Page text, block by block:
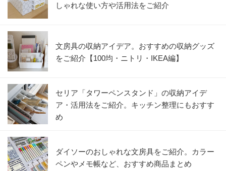
しゃれな使い方や活用法をご紹介
文房具の収納アイデア。おすすめの収納グッズ
をご紹介【100均・ニトリ・IKEA編】
セリア「タワーペンスタンド」の収納アイデ
ア・活用法をご紹介。キッチン整理にもおすす
め
ダイソーのおしゃれな文房具をご紹介。カラー
ペンやメモ帳など、おすすめ商品まとめ